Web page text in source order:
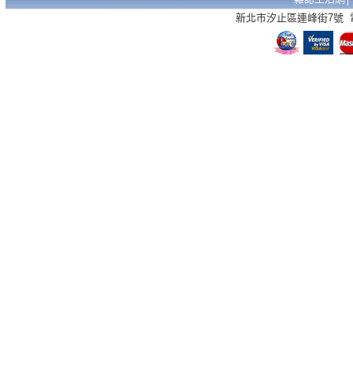
新北市汐止區連峰街7號